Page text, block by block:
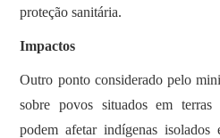
proteção sanitária.
Impactos
Outro ponto considerado pelo
sobre povos situados em
podem afetar indígenas isolados